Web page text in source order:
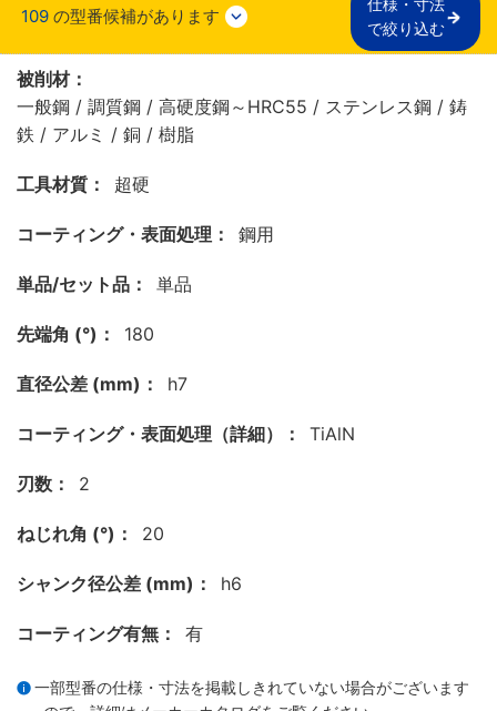
109 の型番候補があります
仕様・寸法
で絞り込む
被削材：
一般鋼 / 調質鋼 / 高硬度鋼～HRC55 / ステンレス鋼 / 鋳
鉄 / アルミ / 銅 / 樹脂
工具材質： 超硬
コーティング・表面処理： 鋼用
単品/セット品： 単品
先端角 (°)： 180
直径公差 (mm)： h7
コーティング・表面処理（詳細）： TiAlN
刃数： 2
ねじれ角 (°)： 20
シャンク径公差 (mm)： h6
コーティング有無： 有
一部型番の仕様・寸法を掲載しきれていない場合がございます